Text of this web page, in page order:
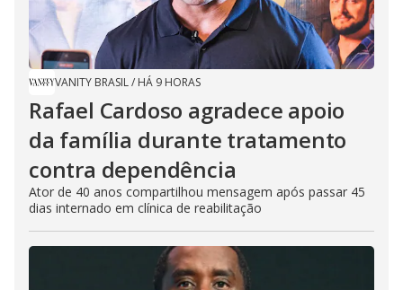
VANITY BRASIL/ HÁ 9 HORAS
Rafael Cardoso agradece apoio
da família durante tratamento
contra dependência
Ator de 40 anos compartilhou mensagem após passar 45
dias internado em clínica de reabilitação